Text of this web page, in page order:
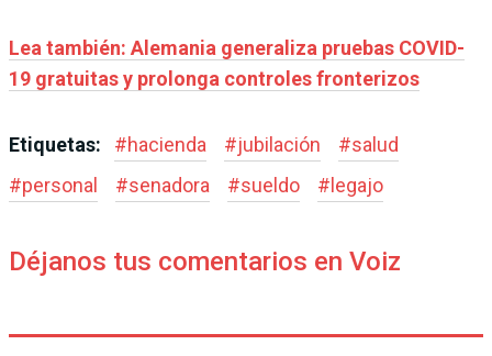
Lea también: Alemania generaliza pruebas COVID-
19 gratuitas y prolonga controles fronterizos
Etiquetas: #hacienda #jubilación #salud
#personal #senadora #sueldo # legajo
Déjanos tus comentarios en Voiz